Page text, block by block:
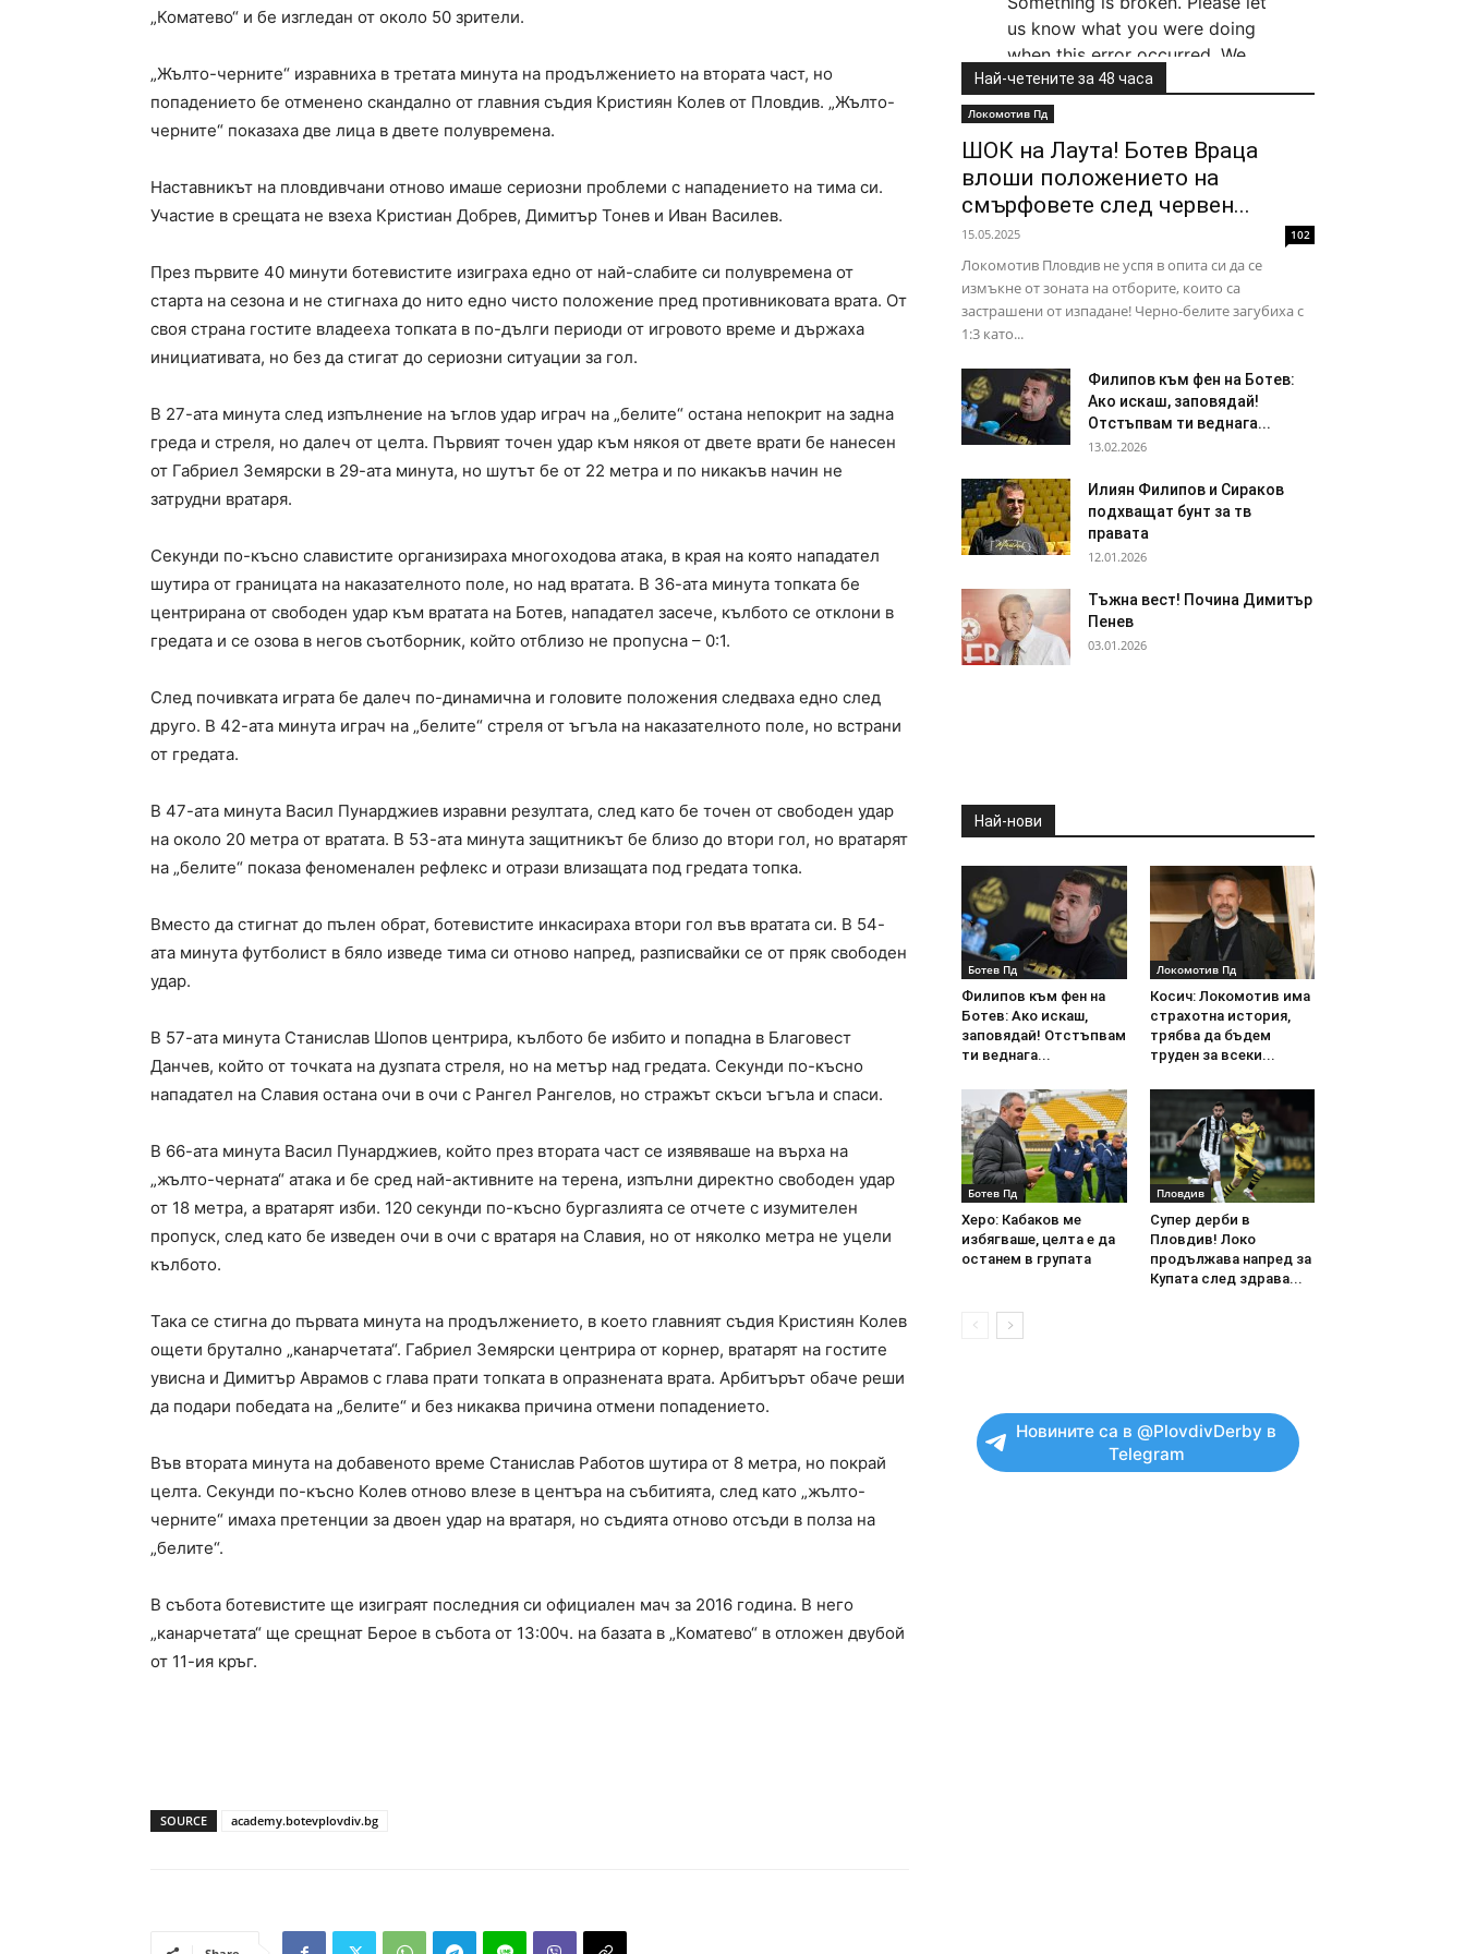
„Коматево“ и бе изгледан от около 50 зрители.
„Жълто-черните“ изравниха в третата минута на продължението на втората част, но
попадението бе отменено скандално от главния съдия Кристиян Колев от Пловдив. „Жълто-
черните“ показаха две лица в двете полувремена.
Наставникът на пловдивчани отново имаше сериозни проблеми с нападението на тима си.
Участие в срещата не взеха Кристиан Добрев, Димитър Тонев и Иван Василев.
През първите 40 минути ботевистите изиграха едно от най-слабите си полувремена от
старта на сезона и не стигнаха до нито едно чисто положение пред противниковата врата. От
своя страна гостите владееха топката в по-дълги периоди от игровото време и държаха
инициативата, но без да стигат до сериозни ситуации за гол.
В 27-ата минута след изпълнение на ъглов удар играч на „белите“ остана непокрит на задна
греда и стреля, но далеч от целта. Първият точен удар към някоя от двете врати бе нанесен
от Габриел Земярски в 29-ата минута, но шутът бе от 22 метра и по никакъв начин не
затрудни вратаря.
Секунди по-късно славистите организираха многоходова атака, в края на която нападател
шутира от границата на наказателното поле, но над вратата. В 36-ата минута топката бе
центрирана от свободен удар към вратата на Ботев, нападател засече, кълбото се отклони в
гредата и се озова в негов съотборник, който отблизо не пропусна – 0:1.
След почивката играта бе далеч по-динамична и головите положения следваха едно след
друго. В 42-ата минута играч на „белите“ стреля от ъгъла на наказателното поле, но встрани
от гредата.
В 47-ата минута Васил Пунарджиев изравни резултата, след като бе точен от свободен удар
на около 20 метра от вратата. В 53-ата минута защитникът бе близо до втори гол, но вратарят
на „белите“ показа феноменален рефлекс и отрази влизащата под гредата топка.
Вместо да стигнат до пълен обрат, ботевистите инкасираха втори гол във вратата си. В 54-
ата минута футболист в бяло изведе тима си отново напред, разписвайки се от пряк свободен
удар.
В 57-ата минута Станислав Шопов центрира, кълбото бе избито и попадна в Благовест
Данчев, който от точката на дузпата стреля, но на метър над гредата. Секунди по-късно
нападател на Славия остана очи в очи с Рангел Рангелов, но стражът скъси ъгъла и спаси.
В 66-ата минута Васил Пунарджиев, който през втората част се изявяваше на върха на
„жълто-черната“ атака и бе сред най-активните на терена, изпълни директно свободен удар
от 18 метра, а вратарят изби. 120 секунди по-късно бургазлията се отчете с изумителен
пропуск, след като бе изведен очи в очи с вратаря на Славия, но от няколко метра не уцели
кълбото.
Така се стигна до първата минута на продължението, в което главният съдия Кристиян Колев
ощети брутално „канарчетата“. Габриел Земярски центрира от корнер, вратарят на гостите
увисна и Димитър Аврамов с глава прати топката в опразнената врата. Арбитърът обаче реши
да подари победата на „белите“ и без никаква причина отмени попадението.
Във втората минута на добавеното време Станислав Работов шутира от 8 метра, но покрай
целта. Секунди по-късно Колев отново влезе в центъра на събитията, след като „жълто-
черните“ имаха претенции за двоен удар на вратаря, но съдията отново отсъди в полза на
„белите“.
В събота ботевистите ще изиграят последния си официален мач за 2016 година. В него
„канарчетата“ ще срещнат Берое в събота от 13:00ч. на базата в „Коматево“ в отложен двубой
от 11-ия кръг.
SOURCE academy.botevplovdiv.bg
Най-четените за 48 часа
Локомотив Пд
ШОК на Лаута! Ботев Враца
влоши положението на
смърфовете след червен...
15.05.2025 102
Локомотив Пловдив не успя в опита си да се
измъкне от зоната на отборите, които са
застрашени от изпадане! Черно-белите загубиха с
1:3 като...
Филипов към фен на Ботев:
Ако искаш, заповядай!
Отстъпвам ти веднага...
13.02.2026
Илиян Филипов и Сираков
подхващат бунт за тв
правата
12.01.2026
Тъжна вест! Почина Димитър
Пенев
03.01.2026
Най-нови
Ботев Пд
Филипов към фен на
Ботев: Ако искаш,
заповядай! Отстъпвам
ти веднага...
Локомотив Пд
Косич: Локомотив има
страхотна история,
трябва да бъдем
труден за всеки...
Ботев Пд
Херо: Кабаков ме
избягваше, целта е да
останем в групата
Пловдив
Супер дерби в
Пловдив! Локо
продължава напред за
Купата след здрава...
Новините са в @PlovdivDerby в
Telegram